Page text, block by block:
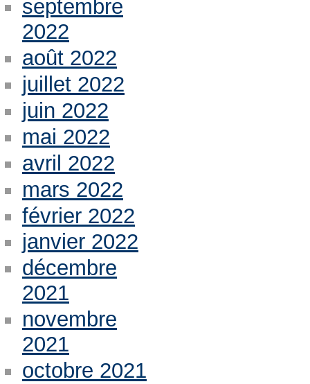
septembre
2022
août 2022
juillet 2022
juin 2022
mai 2022
avril 2022
mars 2022
février 2022
janvier 2022
décembre
2021
novembre
2021
octobre 2021